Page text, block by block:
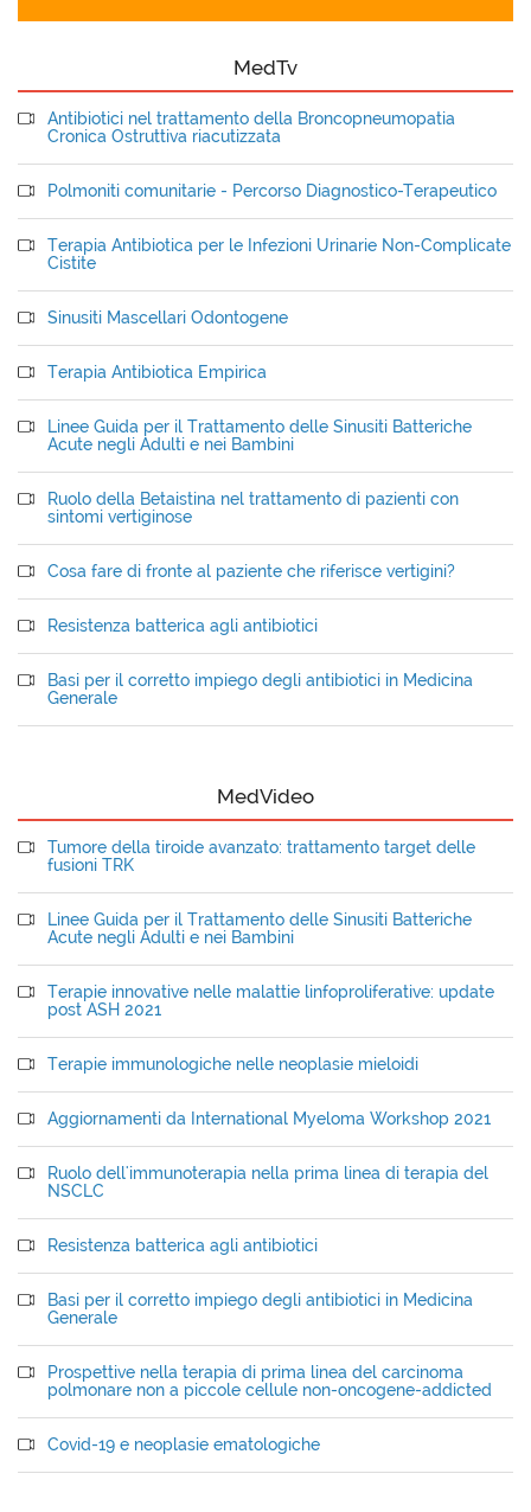
MedTv
Antibiotici nel trattamento della Broncopneumopatia
Cronica Ostruttiva riacutizzata
Polmoniti comunitarie - Percorso Diagnostico-Terapeutico
Terapia Antibiotica per le Infezioni Urinarie Non-Complicate
Cistite
Sinusiti Mascellari Odontogene
Terapia Antibiotica Empirica
Linee Guida per il Trattamento delle Sinusiti Batteriche
Acute negli Adulti e nei Bambini
Ruolo della Betaistina nel trattamento di pazienti con
sintomi vertiginose
Cosa fare di fronte al paziente che riferisce vertigini?
Resistenza batterica agli antibiotici
Basi per il corretto impiego degli antibiotici in Medicina
Generale
MedVideo
Tumore della tiroide avanzato: trattamento target delle
fusioni TRK
Linee Guida per il Trattamento delle Sinusiti Batteriche
Acute negli Adulti e nei Bambini
Terapie innovative nelle malattie linfoproliferative: update
post ASH 2021
Terapie immunologiche nelle neoplasie mieloidi
Aggiornamenti da International Myeloma Workshop 2021
Ruolo dell'immunoterapia nella prima linea di terapia del
NSCLC
Resistenza batterica agli antibiotici
Basi per il corretto impiego degli antibiotici in Medicina
Generale
Prospettive nella terapia di prima linea del carcinoma
polmonare non a piccole cellule non-oncogene-addicted
Covid-19 e neoplasie ematologiche